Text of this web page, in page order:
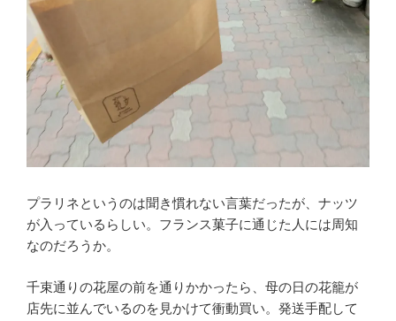
プラリネというのは聞き慣れない言葉だったが、ナッツ
が入っているらしい。フランス菓子に通じた人には周知
なのだろうか。
千束通りの花屋の前を通りかかったら、母の日の花籠が
店先に並んでいるのを見かけて衝動買い。発送手配して